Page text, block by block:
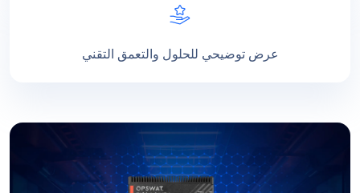
عرض توضيحي للحلول والتعمق التقني